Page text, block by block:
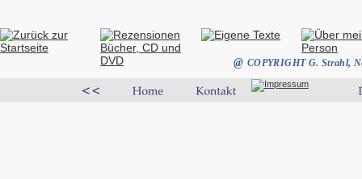
@ COPYRIGHT G. Strahl,